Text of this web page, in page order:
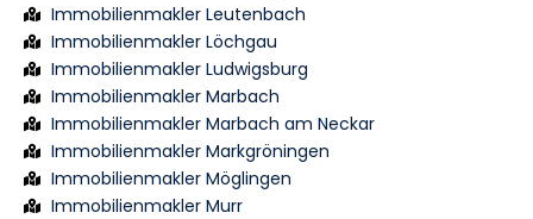
Immobilienmakler Leutenbach
Immobilienmakler Löchgau
Immobilienmakler Ludwigsburg
Immobilienmakler Marbach
Immobilienmakler Marbach am Neckar
Immobilienmakler Markgröningen
Immobilienmakler Möglingen
Immobilienmakler Murr